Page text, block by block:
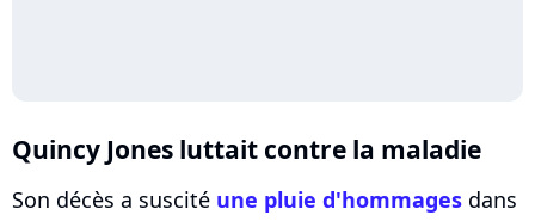
Quincy Jones luttait contre la maladie
Son décès a suscité une pluie d'hommages dans